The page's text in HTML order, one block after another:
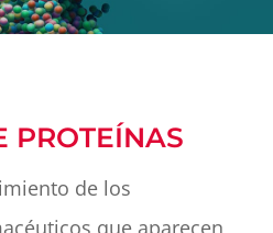
PROTEÍNAS
de los
que aparecen